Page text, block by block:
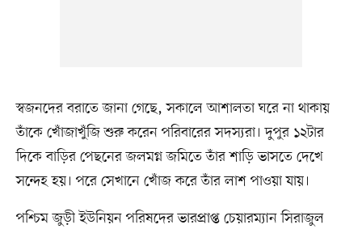
স্বজনদের বরাতে জানা গেছে, সকালে আশালতা ঘরে না থাকায়
তাঁকে খোঁজাখুঁজি শুরু করেন পরিবারের সদস্যরা। দুপুর ১২টার
দিকে বাড়ির পেছনের জলমগ্ন জমিতে তাঁর শাড়ি ভাসতে দেখে
সন্দেহ হয়। পরে সেখানে খোঁজ করে তাঁর লাশ পাওয়া যায়।
পশ্চিম জুড়ী ইউনিয়ন পরিষদের ভারপ্রাপ্ত চেয়ারম্যান সিরাজুল